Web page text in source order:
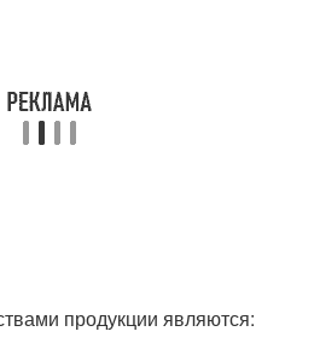
продукции являются: